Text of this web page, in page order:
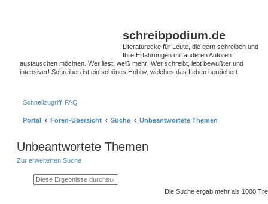
schreibpodium.de
Literaturecke für Leute, die gern schreiben und
Ihre Erfahrungen mit anderen Autoren
austauschen möchten. Wer liest, weiß mehr! Wer schreibt, lebt bewußter und
intensiver! Schreiben ist ein schönes Hobby, welches das Leben bereichert.
Schnellzugriff FAQ
Portal Foren-Übersicht Suche Unbeantwortete Themen
Unbeantwortete Themen
Zur erweiterten Suche
Suche
Erweiterte Suche
Die Suche ergab mehr als 1000